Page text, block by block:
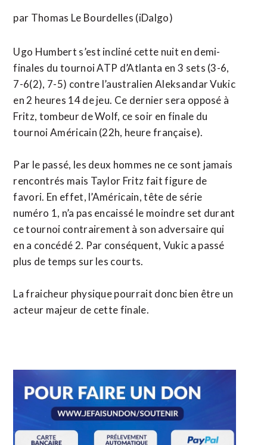
par Thomas Le Bourdelles (iDalgo)
Ugo Humbert s’est incliné cette nuit en demi-
finales du tournoi ATP d’Atlanta en 3 sets (3-6,
7-6(2), 7-5) contre l’australien Aleksandar Vukic
en 2 heures 14 de jeu. Ce dernier sera opposé à
Fritz, tombeur de Wolf, ce soir en finale du
tournoi Américain (22h, heure française).
Par le passé, les deux hommes ne ce sont jamais
rencontrés mais Taylor Fritz fait figure de
favori. En effet, l’Américain, tête de série
numéro 1, n’a pas encaissé le moindre set durant
ce tournoi contrairement à son adversaire qui
en a concédé 2. Par conséquent, Vukic a passé
plus de temps sur les courts.
La fraicheur physique pourrait donc bien être un
acteur majeur de cette finale.